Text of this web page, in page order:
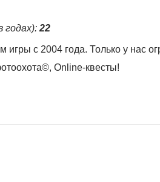
годах): 22
с 2004 года. Только у нас
Online-квесты!